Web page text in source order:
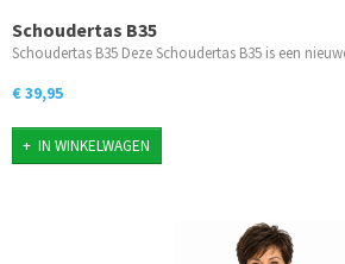
Schoudertas B35
Schoudertas B35 Deze Schoudertas B35 is een
€ 39,95
IN WINKELWAGEN